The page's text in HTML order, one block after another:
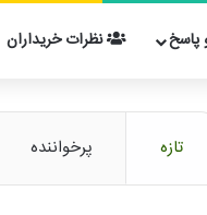
نظرات خریداران
تازه پرخواننده